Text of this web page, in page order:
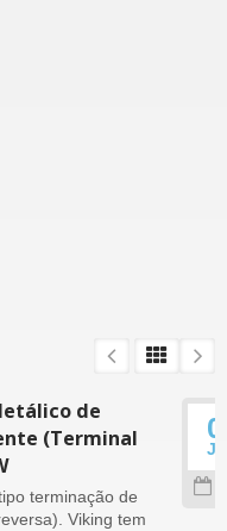
de
(Terminal
terminação de
Viking tem